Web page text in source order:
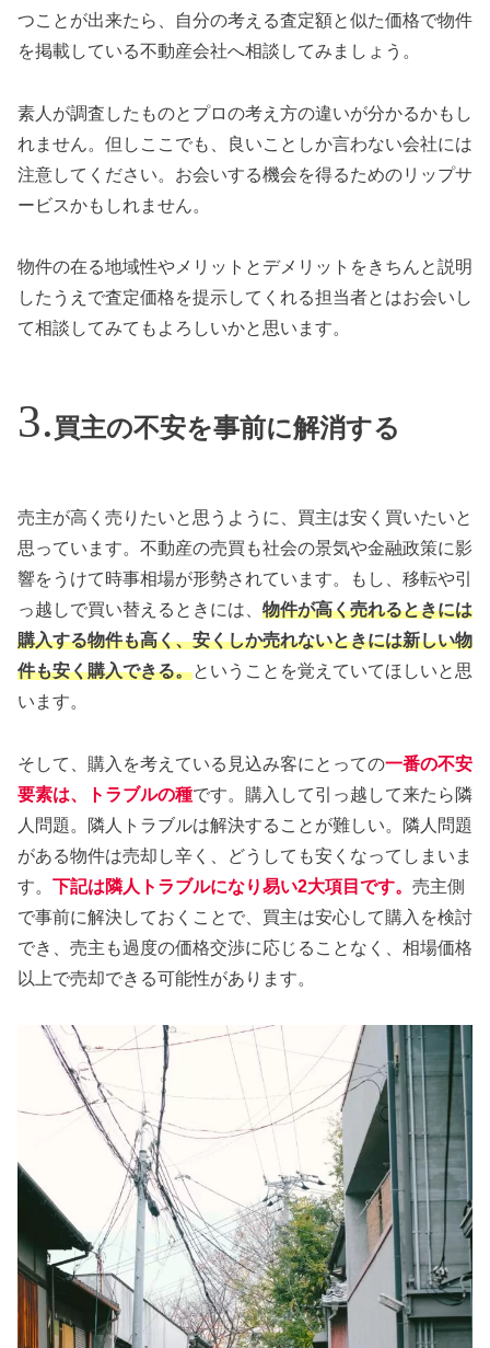
つことが出来たら、自分の考える査定額と似た価格で物件
を掲載している不動産会社へ相談してみましょう。
素人が調査したものとプロの考え方の違いが分かるかもし
れません。但しここでも、良いことしか言わない会社には
注意してください。お会いする機会を得るためのリップサ
ービスかもしれません。
物件の在る地域性やメリットとデメリットをきちんと説明
したうえで査定価格を提示してくれる担当者とはお会いし
て相談してみてもよろしいかと思います。
買主の不安を事前に解消する
売主が高く売りたいと思うように、買主は安く買いたいと
思っています。不動産の売買も社会の景気や金融政策に影
響をうけて時事相場が形勢されています。もし、移転や引
っ越しで買い替えるときには、 物件が高く売れるときには
購入する物件も高く、安くしか売れないときには新しい物
件も安く購入できる。ということを覚えていてほしいと思
います。
そして、購入を考えている見込み客にとっての一番の不安
要素は、トラブルの種です。購入して引っ越して来たら隣
人問題。隣人トラブルは解決することが難しい。隣人問題
がある物件は売却し辛く、どうしても安くなってしまいま
す。 下記は隣人トラブルになり易い2大項目です。 売主側
で事前に解決しておくことで、買主は安心して購入を検討
でき、売主も過度の価格交渉に応じることなく、相場価格
以上で売却できる可能性があります。